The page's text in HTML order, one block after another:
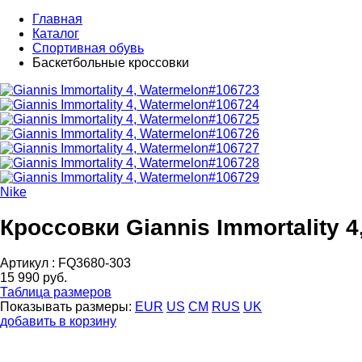
Главная
Каталог
Спортивная обувь
Баскетбольные кроссовки
Nike
Кроссовки Giannis Immortality
Артикул : FQ3680-303
15 990 руб.
Таблица размеров
Показывать размеры: EUR US CM RUS UK
добавить в корзину